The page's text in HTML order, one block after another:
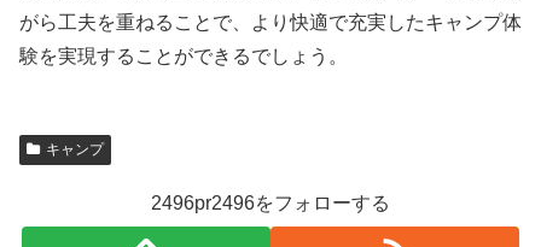
がら工夫を重ねることで、より快適で充実したキャンプ体
験を実現することができるでしょう。
キャンプ
2496pr2496をフォローする